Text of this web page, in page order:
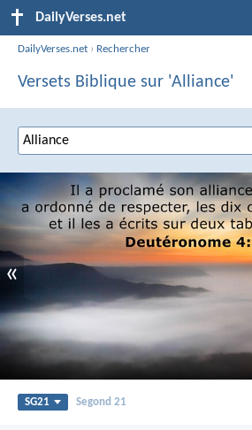
DailyVerses.net
DailyVerses.net › Rechercher
Versets Biblique sur 'Alliance'
«
SG21 Segond 21